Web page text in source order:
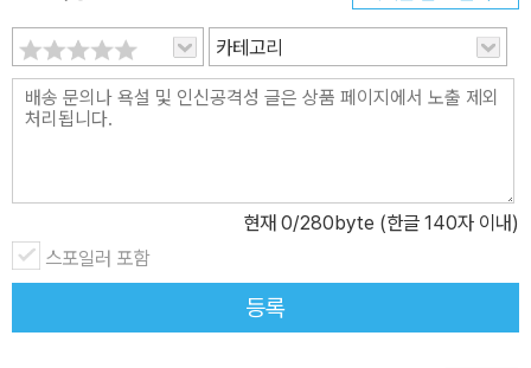
찌이이잉 //요런 매미는 보나마나 찡찡대기만 하는 찡골 매미”(「매
미」)처럼 이름은 이름의 주인인 대상이 가진 본질을 투영하기도 하고,
우리말의 특징으로 말미암아 비슷한 범주의 사물들의 이름을 하나하
나 부를 때 음률이 생겨 즐겁기도 하다. 또 “잔디는, 떼 /버들피리는,
이 밖에도 「모여라 교실」「짝짓기」「잠.잠.잠」「약」 같은 시들이 이름을
소재로 한 ‘놀이’를 담고 있다. 놀이의 특징으로는 비일상성, 자발성,
반복성 등을 꼽을 수 있지만 그 가장 핵심적인 특징은 ‘무용성’이라 할
수 있을 것이다. 놀이는 놀이 자체가 최상의 목적이 된다. 해도 그만,
카테고리
현재 0/280byte (한글 140자 이내)
스포일러 포함
등록